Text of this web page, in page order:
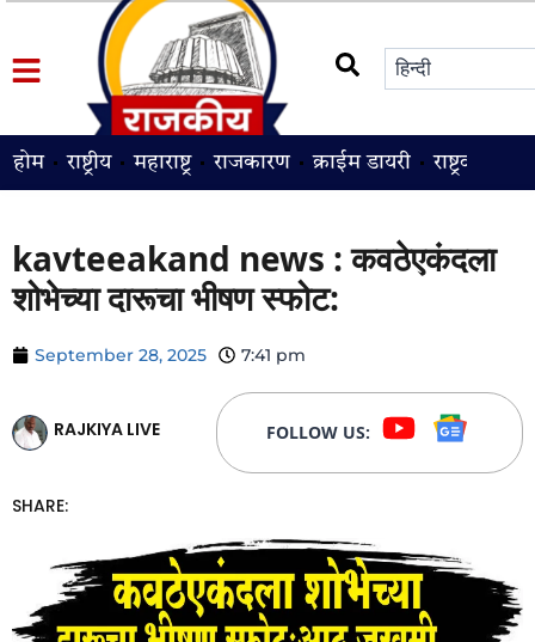
होम राष्ट्रीय महाराष्ट्र राजकारण क्राईम डायरी राष्ट्रवादी
kavteeakand news : कवठेएकंदला
शोभेच्या दारूचा भीषण स्फोट:
September 28, 2025 7:41 pm
RAJKIYA LIVE FOLLOW US:
SHARE: